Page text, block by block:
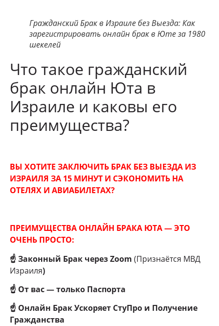
Гражданский Брак в Израиле без Выезда: Как
зарегистрировать онлайн брак в Юте за 1980
шекелей
Что такое гражданский
брак онлайн Юта в
Израиле и каковы его
преимущества?
ВЫ ХОТИТЕ ЗАКЛЮЧИТЬ БРАК БЕЗ ВЫЕЗДА ИЗ
ИЗРАИЛЯ ЗА 15 МИНУТ И СЭКОНОМИТЬ НА
ОТЕЛЯХ И АВИАБИЛЕТАХ?
ПРЕИМУЩЕСТВА ОНЛАЙН БРАКА ЮТА — ЭТО
ОЧЕНЬ ПРОСТО:
☝Законный Брак через Zoom (Признаётся МВД
Израиля)
☝ От вас — только Паспорта
☝ Онлайн Брак Ускоряет СтуПро и Получение
Гражданства